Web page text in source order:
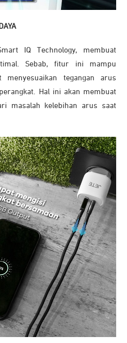
IQ Technology, membuat
Sebab, fitur ini mampu
menyesuaikan tegangan arus
Hal ini akan membuat
masalah kelebihan arus saat